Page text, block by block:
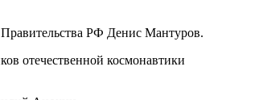
Правительства РФ Денис Мантуров.
отечественной космонавтики